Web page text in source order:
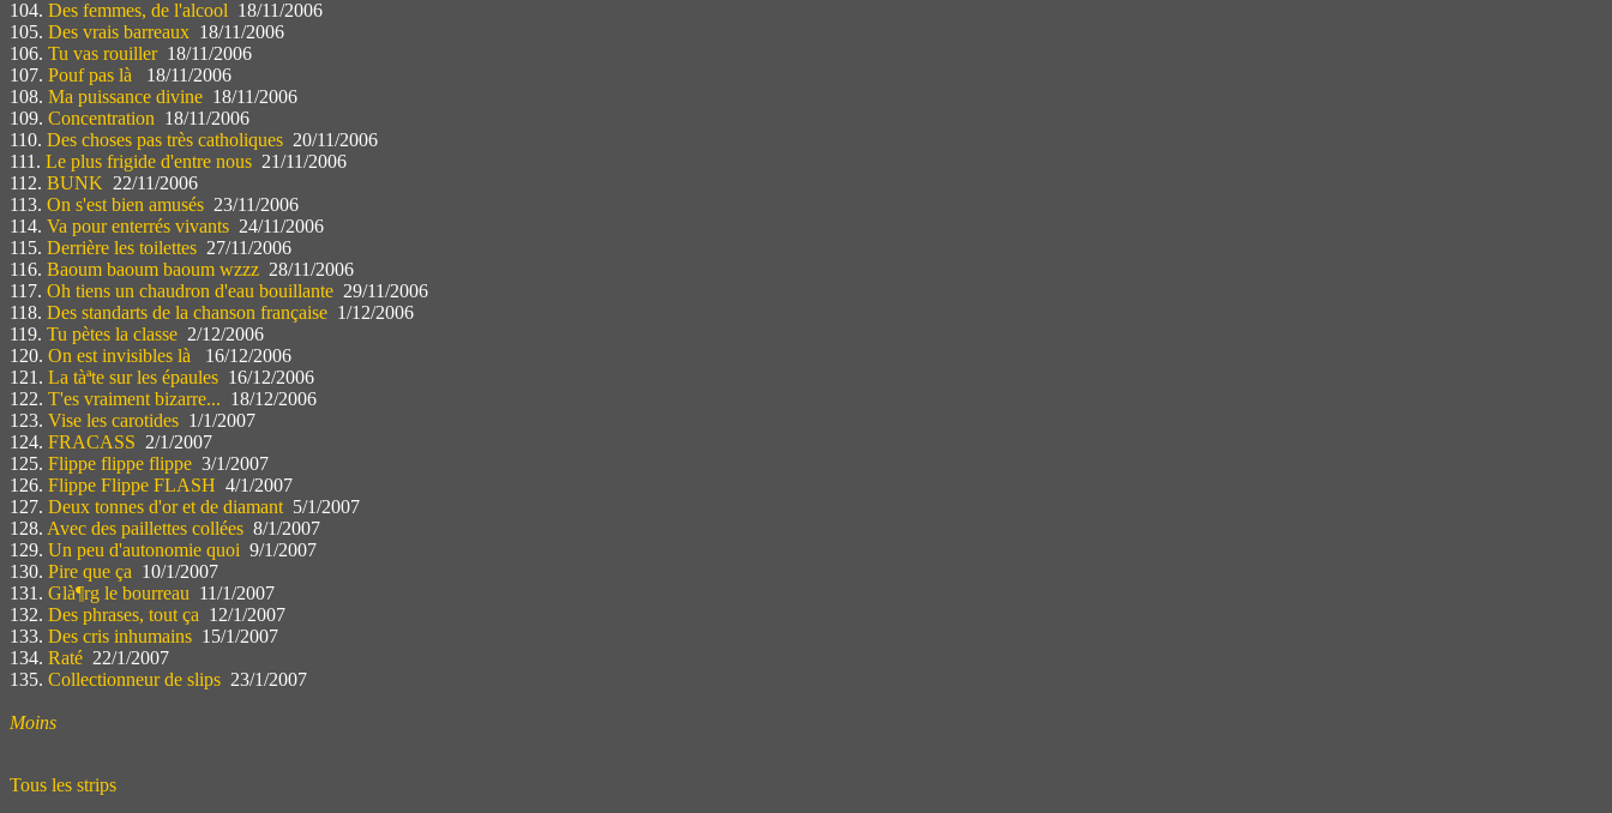
104. Des femmes, de l'alcool 18/11/2006
105. Des vrais barreaux 18/11/2006
106. Tu vas rouiller18/11/2006
107. Pouf pas là
18/11/2006
108. Ma puissance divine 18/11/2006
109. Concentration 18/11/2006
110. Des choses pas très catholiques 20/11/2006
111. Le plus frigide d'entre nous 21/11/2006
112. BUNK 22/11/2006
113. On s'est bien amusés 23/11/2006
114. Va pour enterrés vivants 24/11/2006
115. Derrière les toilettes 27/11/2006
116. Baoum baoum baoum wzzz 28/11/2006
117. Oh tiens un chaudron d'eau bouillante 29/11/2006
118. Des standarts de la chanson française 1/12/2006
119. Tu pètes la classe 2/12/2006
120. On est invisibles là
16/12/2006
121. La tàªte sur les épaules 16/12/2006
122. T'es vraiment bizarre... 18/12/2006
123. Vise les carotides 1/1/2007
124. FRACASS 2/1/2007
125. Flippe flippe flippe 3/1/2007
126. Flippe Flippe FLASH 4/1/2007
127. Deux tonnes d'or et de diamant 5/1/2007
128. Avec des paillettes collées 8/1/2007
129. Un peu d'autonomie quoi 9/1/2007
130. Pire que ça 10/1/2007
131. Glà¶rg le bourreau 11/1/2007
132. Des phrases, tout ça 12/1/2007
133. Des cris inhumains 15/1/2007
134. Raté 22/1/2007
135. Collectionneur de slips 23/1/2007
Moins
Tous les strips